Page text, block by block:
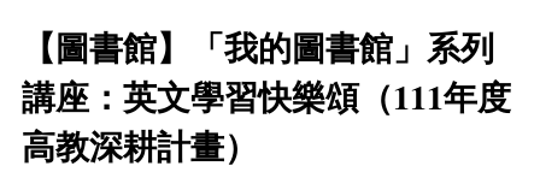
【圖書館】「我的圖書館」系列
講座：英文學習快樂頌（111年度
高教深耕計畫）